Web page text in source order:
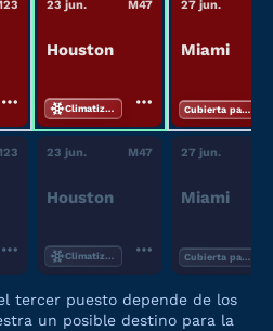
23 23 jun. M47
Houston
Climatizado
27 jun.
Miami
Cubierta parcial
23 23 jun. M47
Houston
Climatizado
27 jun.
Miami
Cubierta parcial
tercer puesto depende de los
un posible destino para la